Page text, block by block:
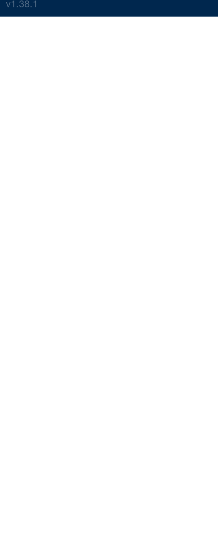
v1.38.1